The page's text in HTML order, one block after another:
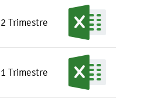
2 Trimestre
1 Trimestre